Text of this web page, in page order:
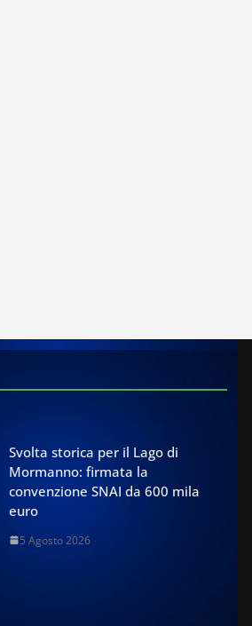
Svolta storica per il Lago di
Mormanno: firmata la
convenzione SNAI da 600 mila
euro
5 Agosto 2026